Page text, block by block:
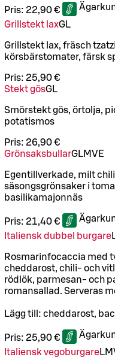
Pris: 22,90 €
Grillstekt laxGL
Grillstekt lax, fräsch
körsbärstomater, färsk
Pris: 25,90 €
Stekt gösGL
Smörstekt gös, örtolja,
potatismos
Pris: 26,90 €
GrönsaksbullarGLMVE
Egentillverkade, milt
säsongsgrönsaker i
basilikamajonnäs
Pris: 21,40 €
Italiensk dubbel burgare
Rosmarinfocaccia med
cheddarost, chili- och
rödlök, parmesan- och
romansallad. Serveras
Lägg till: cheddarost,
Pris: 25,90 €
Italiensk vegoburgareLM